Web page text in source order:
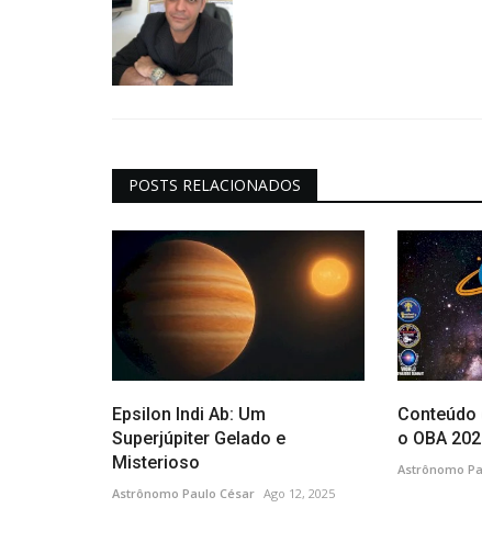
POSTS RELACIONADOS
Epsilon Indi Ab: Um
Superjúpiter Gelado e
Misterioso
Astrônomo Paulo César Ago 12, 2025
o OBA
Astrônomo
vem encantando
Na noite de ontem, quarta-feira, 14 de maio de
fenômeno luminoso surpreendeu...